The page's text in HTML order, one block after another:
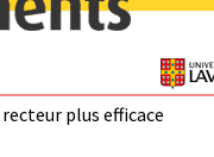
plus efficace